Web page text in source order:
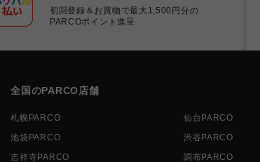
初回登録＆お買物で最大1,500円分の
PARCOポイント進呈
全国のPARCO店舗
札幌PARCO
仙台PARCO
池袋PARCO
渋谷PARCO
吉祥寺PARCO
調布PARCO